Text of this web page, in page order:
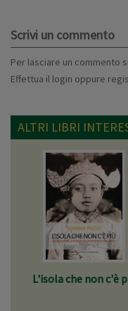
Scrivi un commento
Per lasciare un commento
Effettua il login oppure
ALTRI LIBRI
L'isola che non c'è